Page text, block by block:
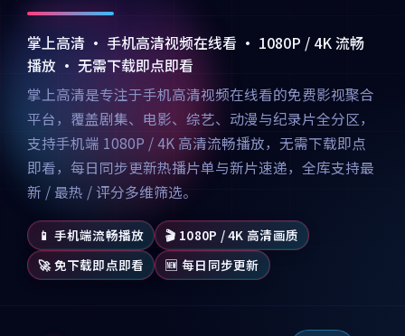
掌上高清 · 手机高清视频在线看 · 1080P / 4K 流畅
播放 · 无需下载即点即看
掌上高清是专注于手机高清视频在线看的免费影视聚合
平台，覆盖剧集、电影、综艺、动漫与纪录片全分区，
支持手机端 1080P / 4K 高清流畅播放，无需下载即点
即看，每日同步更新热播片单与新片速递，全库支持最
新 / 最热 / 评分多维筛选。
📱 手机端流畅播放
🎬 1080P / 4K 高清画质
🚀 免下载即点即看
🆕 每日同步更新